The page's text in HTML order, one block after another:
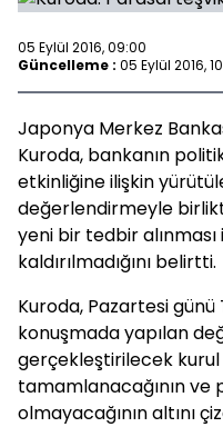
05 Eylül 2016, 09:00
Güncelleme : 05 Eylül 2016,
Japonya Merkez
Kuroda, bankanın
etkinliğine ilişkin
değerlendirmeyle
yeni bir tedbir
kaldırılmadığını belirtti.
Kuroda, Pazartesi
konuşmada yapılan
gerçekleştirilecek kurul
tamamlanacağının
olmayacağının altını